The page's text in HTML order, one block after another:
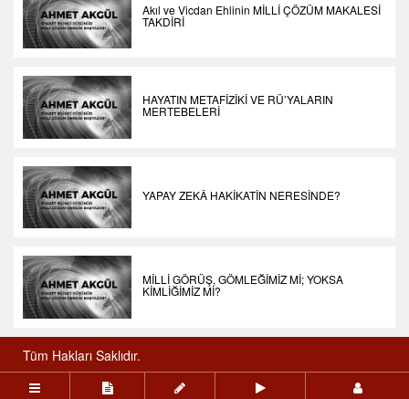
Akıl ve Vicdan Ehlinin MİLLİ ÇÖZÜM MAKALESİ
TAKDİRİ
HAYATIN METAFİZİKİ VE RÜ’YALARIN
MERTEBELERİ
YAPAY ZEKÂ HAKİKATİN NERESİNDE?
MİLLİ GÖRÜŞ, GÖMLEĞİMİZ Mİ; YOKSA
KİMLİĞİMİZ Mİ?
Tüm Hakları Saklıdır.